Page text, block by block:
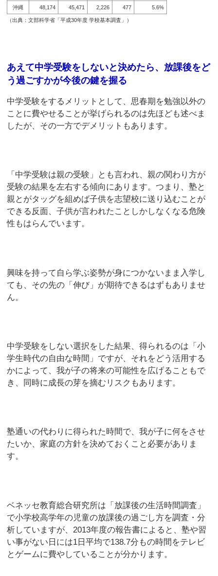
沖縄 48,174 45,471 2,226 477 5.6%
（出典：文部科学省「平成30年度 学校基本調査」）
あえて中学受験をしないと決めたら、放課後をど
う過ごすかが今後の鍵を握る
中学受験をするメリットとして、思春期を勉強以外の
ことに費やせることが挙げられるのは先ほども述べま
したが、その一方でデメリットもあります。
「中学受験は親の受験」とも言われ、親の関わり方が
受験の結果を左右する傾向にあります。つまり、塾と
親とがタッグを組めば子供を志望校に送り込むことが
できる反面、子供が言われたことしかしなくなる危険
性もはらんでいます。
興味を持って自ら学ぶ姿勢が身につかないまま入学し
ても、その先の「伸び」が期待できるはずもありませ
ん。
中学受験をしない選択をした結果、得られるのは「小
学生時代の自由な時間」ですが、それをどう活用する
かによって、我が子の将来の可能性を広げることもで
き、同時に成長の芽を摘むリスクもあります。
塾通いの代わりに得られた時間で、我が子に何をさせ
たいか、家庭の方針を決めておくこと必要がありま
す。
ベネッセ教育総合研究所は「放課後の生活時間調査」
で小学校高学年の児童の放課後の過ごし方を調査・分
析していますが、2013年度の報告書によると、塾や習
い事がない日には1日平均で138.7分もの時間をテレビ
とゲームに費やしていることが分かります。